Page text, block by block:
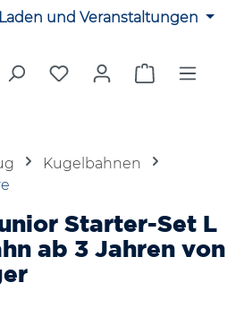
und Veranstaltungen
Du hast 0 Produkte auf
Warenkorb
Kugelbahnen
Starter-Set L
ab 3 Jahren von